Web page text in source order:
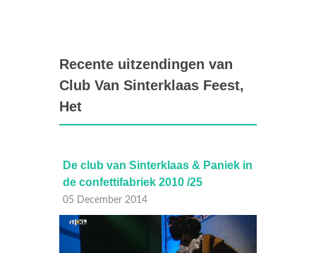
Recente uitzendingen van
Club Van Sinterklaas Feest,
Het
De club van Sinterklaas & Paniek in
de confettifabriek 2010 /25
05 December 2014